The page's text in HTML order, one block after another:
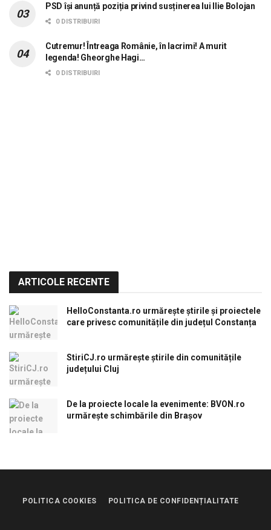
PSD își anunță poziția privind susținerea lui Ilie Bolojan
0 DISTRIBUIRI
Cutremur! Întreaga Românie, în lacrimi! A murit
legenda! Gheorghe Hagi…
0 DISTRIBUIRI
ARTICOLE RECENTE
HelloConstanta.ro urmărește știrile și proiectele
care privesc comunitățile din județul Constanța
StiriCJ.ro urmărește știrile din comunitățile
județului Cluj
De la proiecte locale la evenimente: BVON.ro
urmărește schimbările din Brașov
POLITICA COOKIES POLITICA DE CONFIDENȚIALITATE